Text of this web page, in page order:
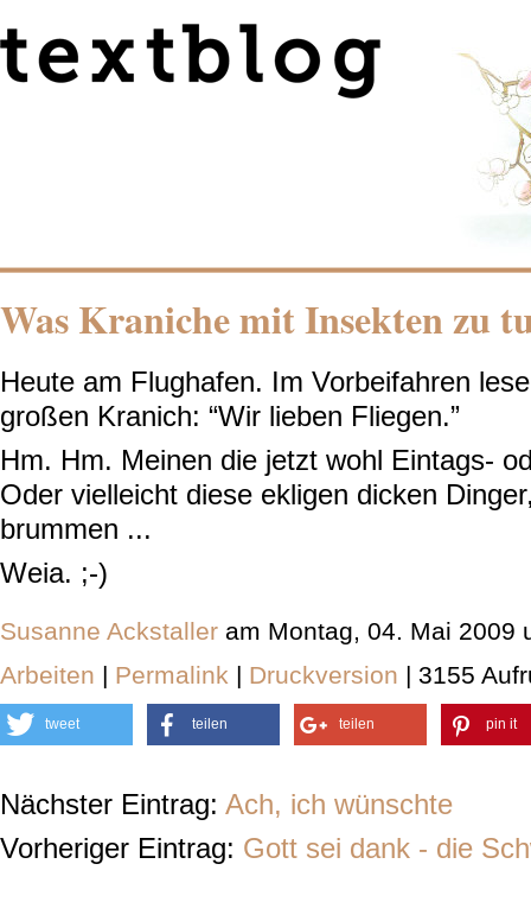
Was Kraniche mit Insekten zu
Heute am Flughafen. Im Vorbeifahren
großen Kranich: “Wir lieben Fliegen.”
Hm. Hm. Meinen die jetzt wohl Eintags-
Oder vielleicht diese ekligen dicken
brummen ...
Weia. ;-)
Susanne Ackstaller am Montag, 04. Mai 2009
Arbeiten | Permalink | Druckversion | 3155
tweet teilen teilen pin it
Nächster Eintrag: Ach, ich wünschte
Vorheriger Eintrag: Gott sei dank - die